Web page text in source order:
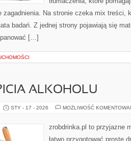
zagadnienia. Na stronie czeka mix treści,
badań. Z jednej strony pojawiają się
[…]
ALKOHOLU
STY - 17 - 2026 MOŻLIWOŚĆ
zrobdrinka.pl to przyjazne
łatwo przygotować proste